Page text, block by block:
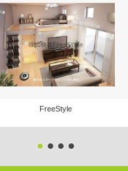
FreeStyle